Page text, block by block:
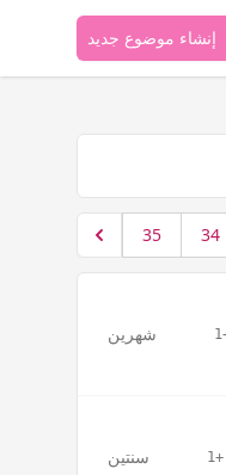
إنشاء موضوع جديد
34
35
شهرين
+1 سنتين